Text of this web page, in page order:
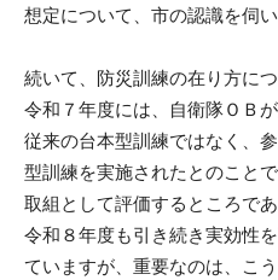
想定について、市の認識を伺い
続いて、防災訓練の在り方につ
令和７年度には、自衛隊ＯＢ
従来の台本型訓練ではなく、
型訓練を実施されたとのこと
取組として評価するところであ
令和８年度も引き続き実効性
ていますが、重要なのは、こ